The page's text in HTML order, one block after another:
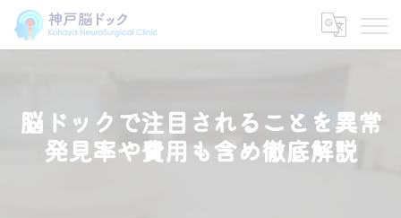
脳ドックで注目されることを異常
発見率や費用も含め徹底解説